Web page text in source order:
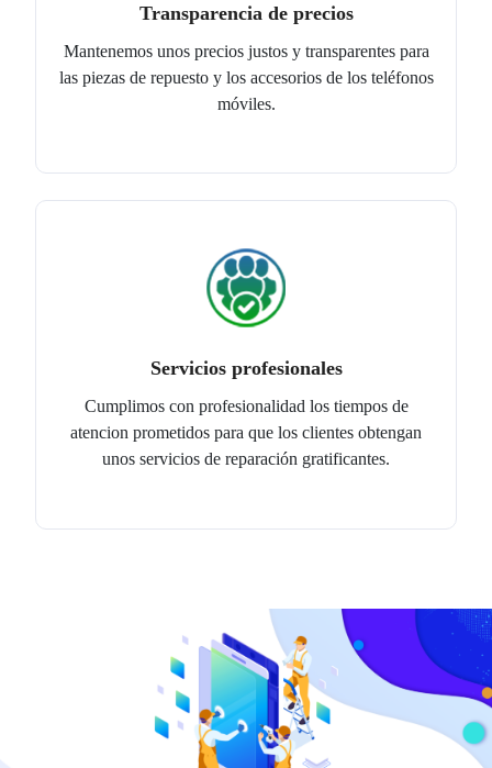
Transparencia de precios
Mantenemos unos precios justos y transparentes para
las piezas de repuesto y los accesorios de los teléfonos
móviles.
Servicios profesionales
Cumplimos con profesionalidad los tiempos de
atencion prometidos para que los clientes obtengan
unos servicios de reparación gratificantes.